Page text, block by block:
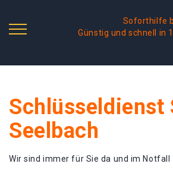
Soforthilfe
Günstig und schnell in
Schlüsseldienst
Seelbach
Wir sind immer für Sie da und im Notfall